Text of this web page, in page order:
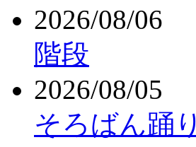
2026/08/06
階段
2026/08/05
そろばん踊り